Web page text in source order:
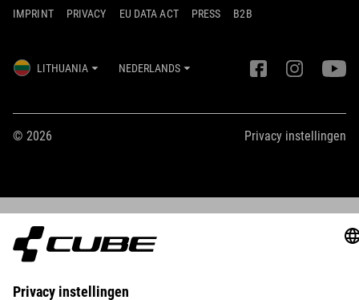
IMPRINT PRIVACY EU DATA ACT PRESS B2B
LITHUANIA NEDERLANDS
© 2026 Privacy instellingen